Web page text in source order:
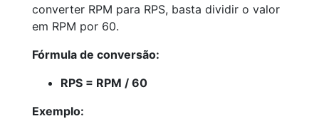
converter RPM para RPS, basta dividir o valor
em RPM por 60.
Fórmula de conversão:
RPS = RPM / 60
Exemplo: